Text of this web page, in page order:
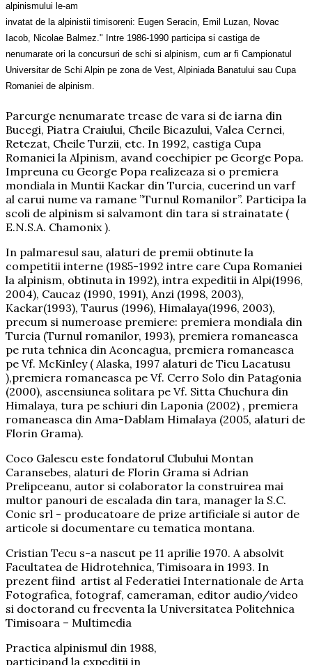
alpinismului le-am
invatat de la alpinistii timisoreni: Eugen Seracin, Emil Luzan, Novac
Iacob, Nicolae Balmez." Intre 1986-1990 participa si castiga de
nenumarate ori la concursuri de schi si alpinism, cum ar fi Campionatul
Universitar de Schi Alpin pe zona de Vest, Alpiniada Banatului sau Cupa
Romaniei de alpinism.
Parcurge nenumarate trease de vara si de iarna din
Bucegi, Piatra Craiului, Cheile Bicazului, Valea Cernei,
Retezat, Cheile Turzii, etc. In 1992, castiga Cupa
Romaniei la Alpinism, avand coechipier pe George Popa.
Impreuna cu George Popa realizeaza si o premiera
mondiala in Muntii Kackar din Turcia, cucerind un varf
al carui nume va ramane ”Turnul Romanilor”. Participa la
scoli de alpinism si salvamont din tara si strainatate (
E.N.S.A. Chamonix ).
In palmaresul sau, alaturi de premii obtinute la
competitii interne (1985-1992 intre care Cupa Romaniei
la alpinism, obtinuta in 1992), intra expeditii in Alpi(1996,
2004), Caucaz (1990, 1991), Anzi (1998, 2003),
Kackar(1993), Taurus (1996), Himalaya(1996, 2003),
precum si numeroase premiere: premiera mondiala din
Turcia (Turnul romanilor, 1993), premiera romaneasca
pe ruta tehnica din Aconcagua, premiera romaneasca
pe Vf. McKinley ( Alaska, 1997 alaturi de Ticu Lacatusu
),premiera romaneasca pe Vf. Cerro Solo din Patagonia
(2000), ascensiunea solitara pe Vf. Sitta Chuchura din
Himalaya, tura pe schiuri din Laponia (2002) , premiera
romaneasca din Ama-Dablam Himalaya (2005, alaturi de
Florin Grama).
Coco Galescu este fondatorul Clubului Montan
Caransebes, alaturi de Florin Grama si Adrian
Prelipceanu, autor si colaborator la construirea mai
multor panouri de escalada din tara, manager la S.C.
Conic srl - producatoare de prize artificiale si autor de
articole si documentare cu tematica montana.
Cristian Tecu s-a nascut pe 11 aprilie 1970. A absolvit
Facultatea de Hidrotehnica, Timisoara in 1993. In
prezent fiind artist al Federatiei Internationale de Arta
Fotografica, fotograf, cameraman, editor audio/video
si doctorand cu frecventa la Universitatea Politehnica
Timisoara – Multimedia
Practica alpinismul din 1988,
participand la expeditii in